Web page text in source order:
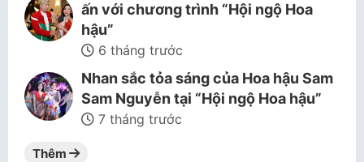
ấn với chương trình “Hội ngộ Hoa
hậu”
6 tháng trước
Nhan sắc tỏa sáng của Hoa hậu Sam
Sam Nguyễn tại “Hội ngộ Hoa hậu”
7 tháng trước
Thêm